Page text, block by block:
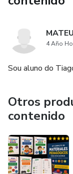
4 Año
Sou aluno do
Otros
contenido